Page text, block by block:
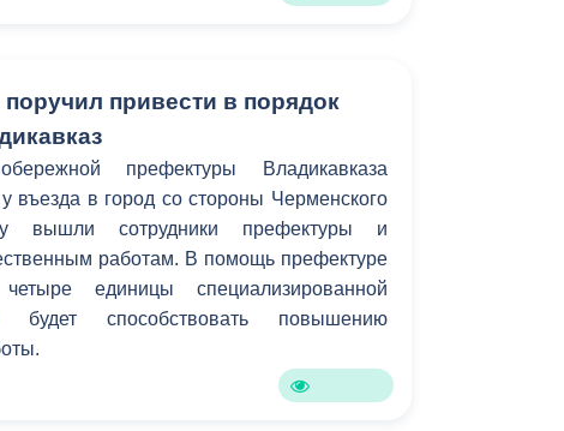
привести в порядок
префектуры Владикавказа
въезда в город со стороны Черменского
вышли сотрудники префектуры и
работам. В помощь префектуре
единицы специализированной
будет способствовать повышению